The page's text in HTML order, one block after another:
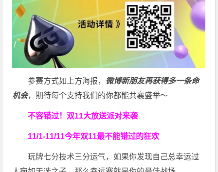
参赛方式如上方海报， 微博新朋友再获得多一条命
机会，期待每个支持我们的你都能共襄盛举～
不容错过！双11大放送派对来袭
11/1-11/11今年双11最不能错过的狂欢
玩牌七分技术三分运气，如果你发现自己总幸运过